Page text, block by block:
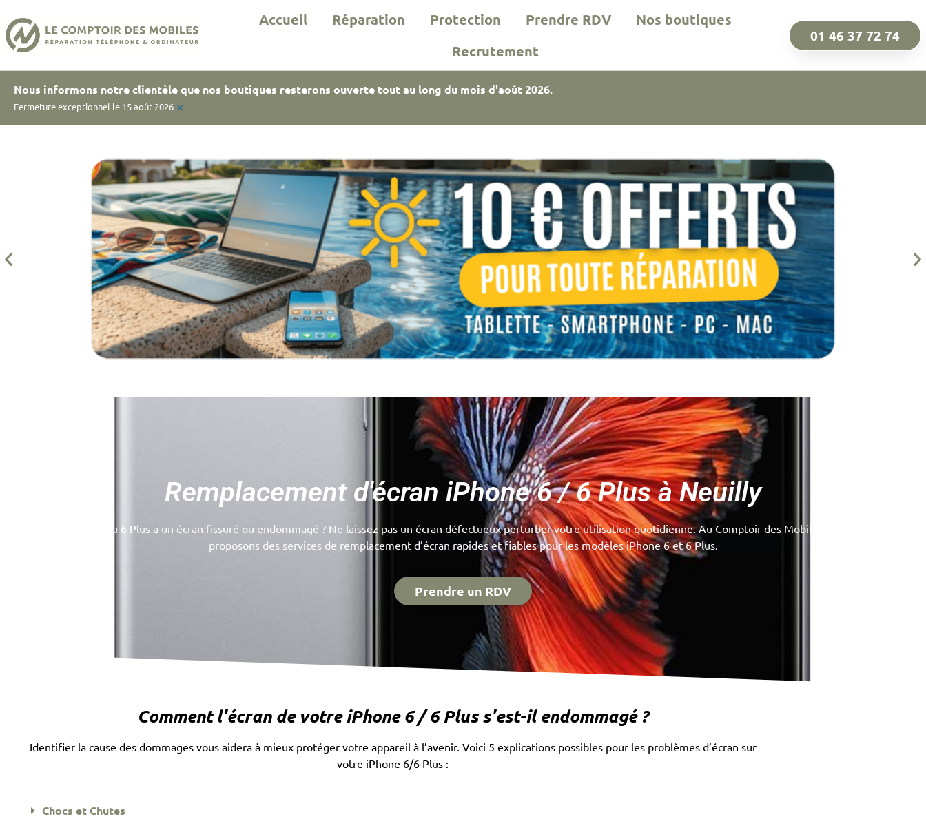
Accueil Réparation Protection Prendre RDV
Nos boutiques
Recrutement
01 46 37 72 74
Nous informons notre clientèle que nos boutiques resterons ouverte tout au long du mois d'août 2026.
Fermeture exceptionnel le 15 août 2026 ×
Remplacement d'écran iPhone 6 / 6 Plus à Neuilly
Votre iPhone 6 ou 6 Plus a un écran fissuré ou endommagé ? Ne laissez pas un écran défectueux perturber votre utilisation quotidienne. Au Comptoir des Mobiles à Neuilly, nous
proposons des services de remplacement d’écran rapides et fiables pour les modèles iPhone 6 et 6 Plus.
Prendre un RDV
Comment l'écran de votre iPhone 6 / 6 Plus s'est-il endommagé ?
Identifier la cause des dommages vous aidera à mieux protéger votre appareil à l’avenir. Voici 5 explications possibles pour les problèmes d’écran sur
votre iPhone 6/6 Plus :
Chocs et Chutes